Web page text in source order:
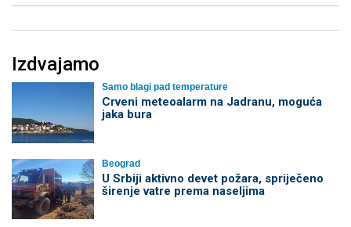
Izdvajamo
Samo blagi pad temperature
Crveni meteoalarm na Jadranu, moguća
jaka bura
Beograd
U Srbiji aktivno devet požara, spriječeno
širenje vatre prema naseljima